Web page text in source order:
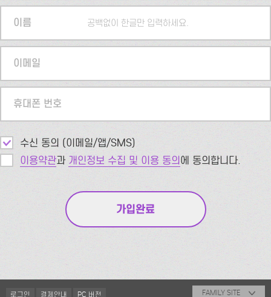
이름 공백없이 한글만 입력하세요.
이메일
휴대폰 번호
수신 동의 (이메일/앱/SMS)
이용약관과 개인정보 수집 및 이용 동의에 동의합니다.
로그인 결제안내 PC 버전 FAMILY SITE